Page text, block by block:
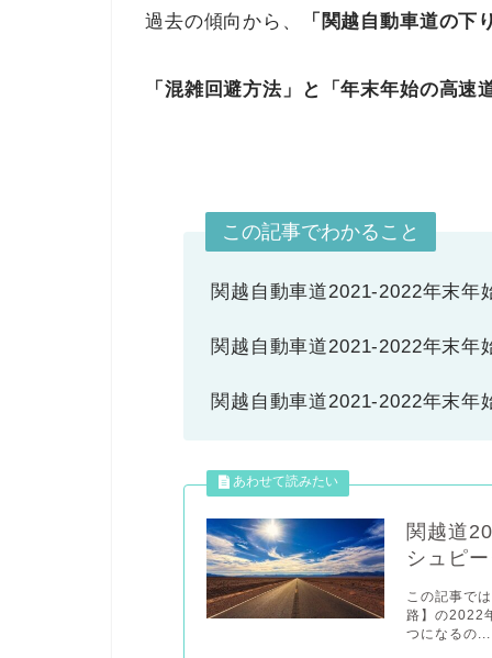
過去の傾向から、 「関越自動車道の下
「混雑回避方法」と「年末年始の高速
この記事でわかること
関越自動車道2021-2022年末年
関越自動車道2021-2022年末年
関越自動車道2021-2022年末年
関越道
シュピ
この記事で
路】の2022
つになるの...